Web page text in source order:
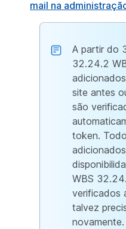
mail na
A partir do
32.24.2
site antes
são
token.
WBS
verificados
talvez
novamente.